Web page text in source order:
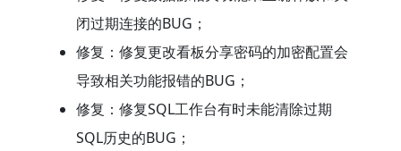
闭过期连接的BUG；
修复：修复更改看板分享密码的加密配置会
导致相关功能报错的BUG；
修复：修复SQL工作台有时未能清除过期
SQL历史的BUG；